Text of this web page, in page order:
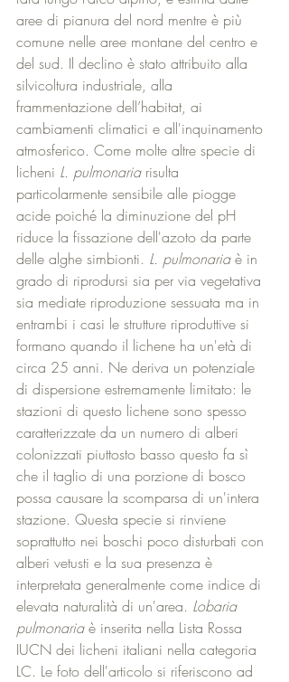
aree di pianura del nord mentre è più
comune nelle aree montane del centro e
del sud. Il declino è stato attribuito alla
silvicoltura industriale, alla
frammentazione dell’habitat, ai
cambiamenti climatici e all'inquinamento
atmosferico. Come molte altre specie di
licheni L. pulmonaria risulta
particolarmente sensibile alle piogge
acide poiché la diminuzione del pH
riduce la fissazione dell'azoto da parte
delle alghe simbionti. L. pulmonaria è in
grado di riprodursi sia per via vegetativa
sia mediate riproduzione sessuata ma in
entrambi i casi le strutture riproduttive si
formano quando il lichene ha un'età di
circa 25 anni. Ne deriva un potenziale
di dispersione estremamente limitato: le
stazioni di questo lichene sono spesso
caratterizzate da un numero di alberi
colonizzati piuttosto basso questo fa sì
che il taglio di una porzione di bosco
possa causare la scomparsa di un'intera
stazione. Questa specie si rinviene
soprattutto nei boschi poco disturbati con
alberi vetusti e la sua presenza è
interpretata generalmente come indice di
elevata naturalità di un'area. Lobaria
pulmonaria è inserita nella Lista Rossa
IUCN dei licheni italiani nella categoria
LC. Le foto dell'articolo si riferiscono ad